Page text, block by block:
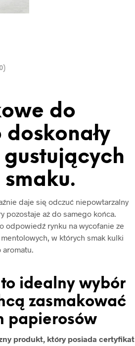
do
daje się odczuć niepowtarzalny
pozostaje aż do samego końca.
odpowiedź rynku na wycofanie ze
w których smak kulki
aromatu.
idealny wybór
zasmakować
papierosów
produkt, który posiada certyfikat